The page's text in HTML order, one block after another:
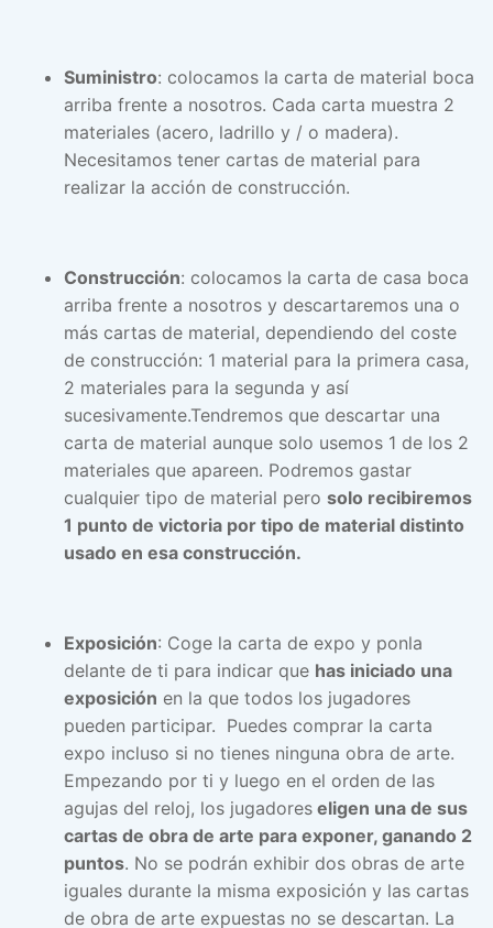
Suministro: colocamos la carta de material boca
arriba frente a nosotros. Cada carta muestra 2
materiales (acero, ladrillo y / o madera).
Necesitamos tener cartas de material para
realizar la acción de construcción.
Construcción: colocamos la carta de casa boca
arriba frente a nosotros y descartaremos una o
más cartas de material, dependiendo del coste
de construcción: 1 material para la primera casa,
2 materiales para la segunda y así
sucesivamente.Tendremos que descartar una
carta de material aunque solo usemos 1 de los 2
materiales que apareen. Podremos gastar
cualquier tipo de material pero solo recibiremos
1 punto de victoria por tipo de material distinto
usado en esa construcción.
Exposición: Coge la carta de expo y ponla
delante de ti para indicar que has iniciado una
exposición en la que todos los jugadores
pueden participar. Puedes comprar la carta
expo incluso si no tienes ninguna obra de arte.
Empezando por ti y luego en el orden de las
agujas del reloj, los jugadoreseligen una de sus
cartas de obra de arte para exponer, ganando 2
puntos. No se podrán exhibir dos obras de arte
iguales durante la misma exposición y las cartas
de obra de arte expuestas no se descartan. La